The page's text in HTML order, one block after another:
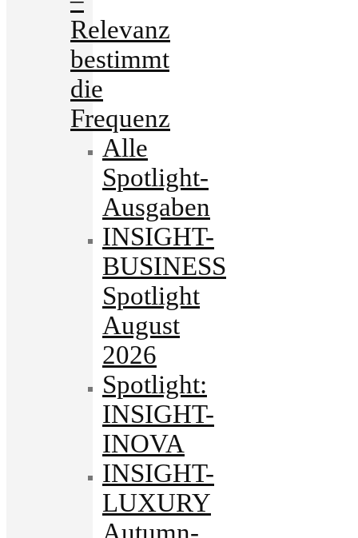
Relevanz
bestimmt
die
Frequenz
Alle
Spotlight-
Ausgaben
INSIGHT-
BUSINESS
Spotlight
August
2026
Spotlight:
INSIGHT-
INOVA
INSIGHT-
LUXURY
Autumn-.